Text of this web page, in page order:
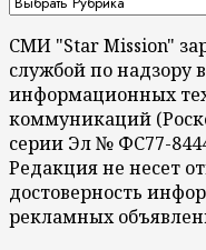
СМИ "Star Mission"
службой по надзору
информационных
коммуникаций
серии Эл № ФС77-
Редакция не несет
достоверность
рекламных